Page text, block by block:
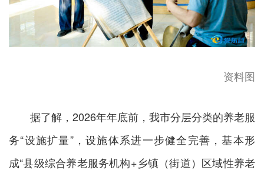
资料图
据了解，2026年年底前，我市分层分类的养老服
务“设施扩量”，设施体系进一步健全完善，基本形
成“县级综合养老服务机构+乡镇（街道）区域性养老